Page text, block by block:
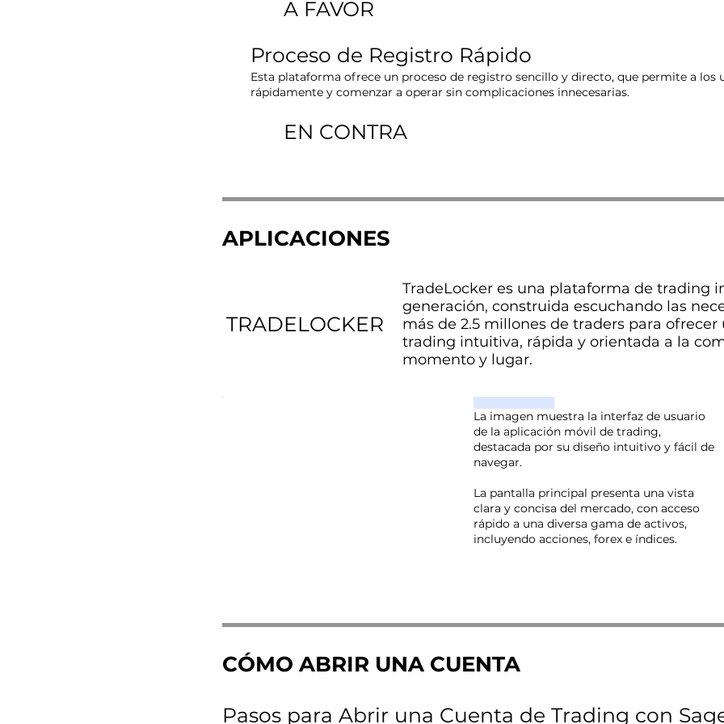
A FAVOR
Proceso de Registro Rápido
Esta plataforma ofrece un proceso de registro sencillo y directo, que permite a los
rápidamente y comenzar a operar sin complicaciones innecesarias.
EN CONTRA
APLICACIONES
TRADELOCKER
TradeLocker es una plataforma de trading
generación, construida escuchando las
más de 2.5 millones de traders para
trading intuitiva, rápida y orientada a la
momento y lugar.
La imagen muestra la interfaz de usuario
de la aplicación móvil de trading,
destacada por su diseño intuitivo y fácil de
navegar.
La pantalla principal presenta una vista
clara y concisa del mercado, con acceso
rápido a una diversa gama de activos,
incluyendo acciones, forex e índices.
CÓMO ABRIR UNA CUENTA
Pasos para Abrir una Cuenta de Trading con